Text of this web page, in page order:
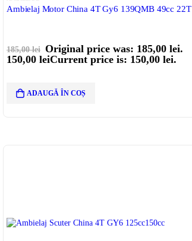
Ambielaj Motor China 4T Gy6 139QMB 49cc 22T
185,00lei Original price was: 185,00 lei.
150,00 leiCurrent price is: 150,00 lei.
ADAUGĂ ÎN COȘ